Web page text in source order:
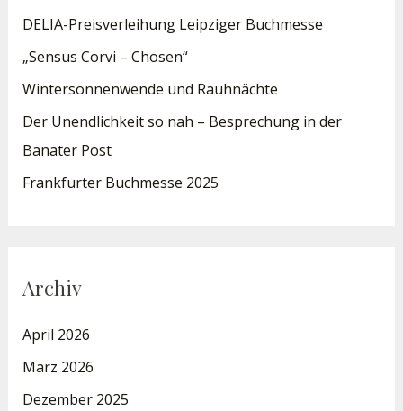
DELIA-Preisverleihung Leipziger Buchmesse
„Sensus Corvi – Chosen“
Wintersonnenwende und Rauhnächte
Der Unendlichkeit so nah – Besprechung in der
Banater Post
Frankfurter Buchmesse 2025
Archiv
April 2026
März 2026
Dezember 2025